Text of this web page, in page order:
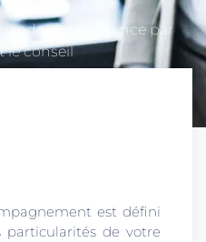
commence par
le conseil
est défini
particularités de votre